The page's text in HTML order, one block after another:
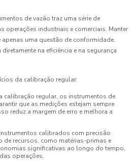
de vazão traz uma série de
operações industriais e comerciais. Manter
uma questão de conformidade,
na eficiência e na segurança
da calibração regular:
calibração regular, os instrumentos de
que as medições estejam sempre
reduz a margem de erro e melhora a
Instrumentos calibrados com precisão
de recursos, como matérias-primas e
significativas ao longo do tempo,
operações.